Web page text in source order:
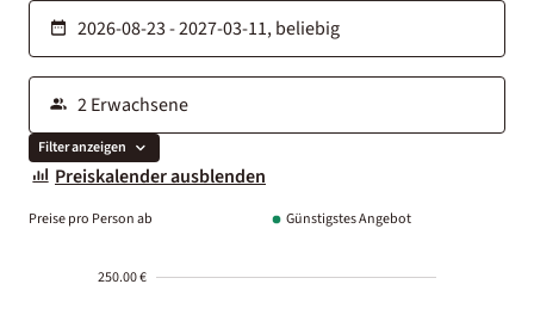
Filter anzeigen
Preiskalender ausblenden
Preise pro Person ab Günstigstes Angebot
250.00 €